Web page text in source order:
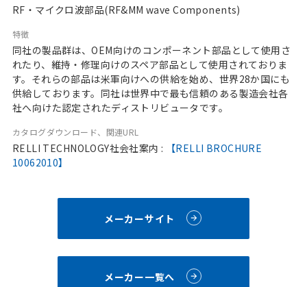
RF・マイクロ波部品(RF&MM wave Components)
特徴
同社の製品群は、OEM向けのコンポーネント部品として使用さ
れたり、維持・修理向けのスペア部品として使用されておりま
す。それらの部品は米軍向けへの供給を始め、世界28か国にも
供給しております。同社は世界中で最も信頼のある製造会社各
社へ向けた認定されたディストリビュータです。
カタログダウンロード、関連URL
RELLI TECHNOLOGY社会社案内 :
【RELLI BROCHURE
10062010】
メーカーサイト
メーカー一覧へ